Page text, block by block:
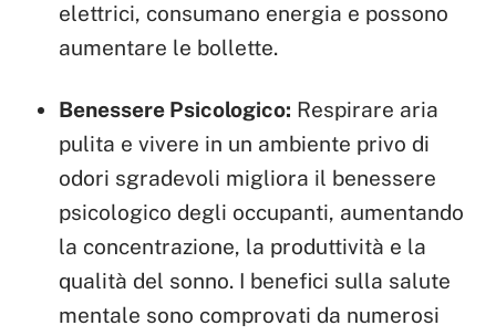
elettrici, consumano energia e possono
aumentare le bollette.
Benessere Psicologico: Respirare aria
pulita e vivere in un ambiente privo di
odori sgradevoli migliora il benessere
psicologico degli occupanti, aumentando
la concentrazione, la produttività e la
qualità del sonno. I benefici sulla salute
mentale sono comprovati da numerosi